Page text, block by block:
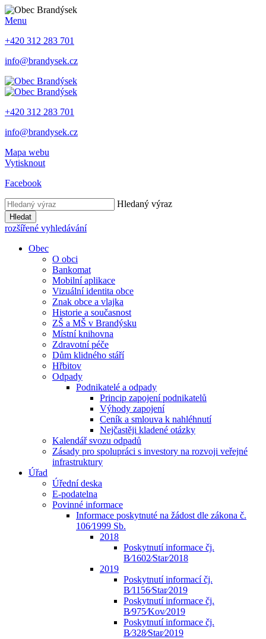
Menu
+420 312 283 701
info@brandysek.cz
+420 312 283 701
info@brandysek.cz
Mapa webu
Vytisknout
Facebook
Hledaný výraz
Hledat
rozšířené vyhledávání
Obec
O obci
Bankomat
Mobilní aplikace
Vizuální identita obce
Znak obce a vlajka
Historie a současnost
ZŠ a MŠ v Brandýsku
Místní knihovna
Zdravotní péče
Dům klidného stáří
Hřbitov
Odpady
Podnikatelé a odpady
Princip zapojení podnikatelů
Výhody zapojení
Ceník a smlouva k nahléhnutí
Nejčastěji kladené otázky
Kalendář svozu odpadů
Zásady pro spolupráci s investory na rozvoji veřejné
infrastruktury
Úřad
Úřední deska
E-podatelna
Povinné informace
Informace poskytnuté na žádost dle zákona č.
106⁄1999 Sb.
2018
Poskytnutí informace čj.
B⁄1602⁄Star⁄2018
2019
Poskytnutí informací čj.
B⁄1156⁄Star⁄2019
Poskytnutí informace čj.
B⁄975⁄Kov⁄2019
Poskytnutí informace čj.
B⁄328⁄Star⁄2019